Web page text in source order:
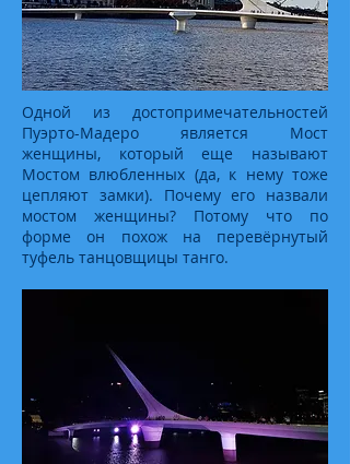
Одной из достопримечательностей
Пуэрто-Мадеро является Мост
женщины, который еще называют
Мостом влюбленных (да, к нему тоже
цепляют замки). Почему его назвали
мостом женщины? Потому что по
форме он похож на перевёрнутый
туфель танцовщицы танго.